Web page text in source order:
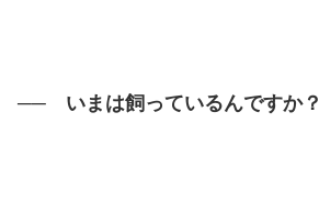
── いまは飼っているんですか？